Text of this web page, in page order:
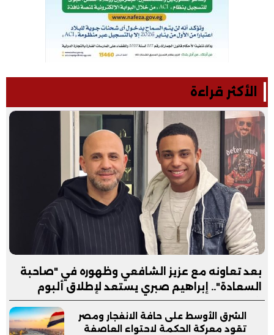
الأكثر قراءة
بعد تعاونه مع عزيز الشافعي وظهوره في "صاحبة
السعادة".. إبراهيم صبري يستعد لإطلاق ألبوم
"كلام"
الشرق الأوسط على حافة الانفجار ومصر
تقود معركة الحكمة لاحتواء العاصفة